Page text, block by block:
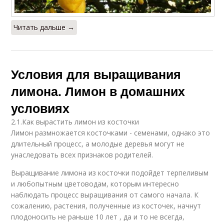
Читать дальше →
Условия для выращивания
лимона. Лимон в домашних
условиях
2.1.Как вырастить лимон из косточки
Лимон размножается косточками - семенами, однако это
длительный процесс, а молодые деревья могут не
унаследовать всех признаков родителей.
Выращивание лимона из косточки подойдет терпеливым
и любопытным цветоводам, которым интересно
наблюдать процесс выращивания от самого начала. К
сожалению, растения, полученные из косточек, начнут
плодоносить не раньше 10 лет , да и то не всегда,